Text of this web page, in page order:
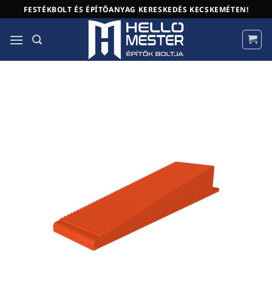
to
content
FESTÉKBOLT ÉS ÉPÍTŐANYAG KERESKEDÉS KECSKEMÉTEN!